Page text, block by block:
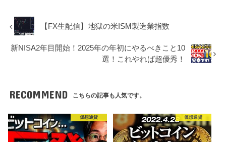
【FX生配信】地獄の米ISM製造業指数
新NISA2年目開始！2025年の年初にやるべきこと10
選！これやれば超優秀！
RECOMMEND こちらの記事も人気です。
仮想通貨 仮想通貨